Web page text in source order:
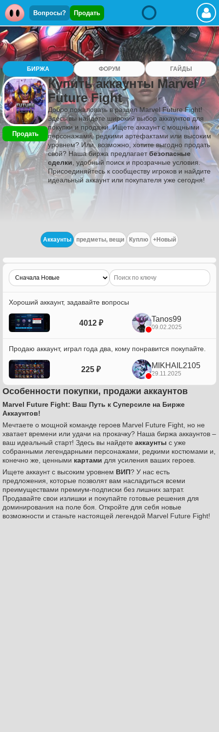
Вопросы? Продать
БИРЖА ФОРУМ ГАЙДЫ
Продать
Купить аккаунты Marvel
Future Fight
Добро пожаловать в раздел Marvel Future Fight!
Здесь вы найдете широкий выбор аккаунтов для
покупки и продажи. Ищете аккаунт с мощными
персонажами, редкими артефактами или высоким
уровнем? Или, возможно, хотите выгодно продать
свой? Наша биржа предлагаетбезопасные
сделки , удобный поиск и прозрачные условия.
Присоединяйтесь к сообществу игроков и найдите
идеальный аккаунт или покупателя уже сегодня!
Аккаунты предметы, вещи Куплю +Новый
Хороший аккаунт, задавайте вопросы
4012 ₽ Tanos99
09.02.2025
Продаю аккаунт, играл года два, кому понравится покупайте.
225 ₽ MIKHAIL2105
29.11.2025
Особенности покупки, продажи аккаунтов
Marvel Future Fight: Ваш Путь к Суперсиле на Бирже
Аккаунтов!
Мечтаете о мощной команде героев Marvel Future Fight, но не
хватает времени или удачи на прокачку? Наша биржа аккаунтов –
ваш идеальный старт! Здесь вы найдете аккаунты с уже
собранными легендарными персонажами, редкими костюмами и,
конечно же, ценными картами для усиления ваших героев.
Ищете аккаунт с высоким уровнем ВИП? У нас есть
предложения, которые позволят вам насладиться всеми
преимуществами премиум-подписки без лишних затрат.
Продавайте свои излишки и покупайте готовые решения для
доминирования на поле боя. Откройте для себя новые
возможности и станьте настоящей легендой Marvel Future Fight!